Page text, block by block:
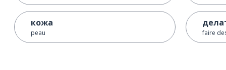
кожа
peau faire